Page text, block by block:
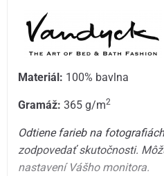
Materiál: 100% bavlna
Gramáž: 365 g/m2
Odtiene farieb na
zodpovedať skutočnosti.
nastavení Vášho monitora.